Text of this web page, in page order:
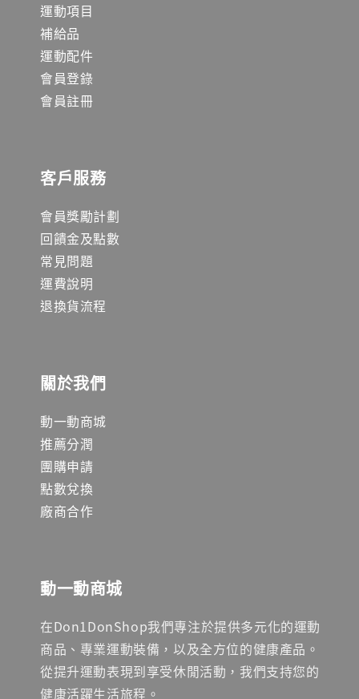
運動項目
補給品
運動配件
會員登錄
會員註冊
客戶服務
會員獎勵計劃
回饋金及點數
常見問題
運費說明
退換貨流程
關於我們
動一動商城
推薦分潤
團購申請
點數兌換
廠商合作
動一動商城
在Don1DonShop我們專注於提供多元化的運動
商品、專業運動裝備，以及全方位的健康產品。
從提升運動表現到享受休閒活動，我們支持您的
健康活躍生活旅程。